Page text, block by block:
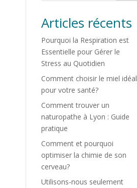
Articles récents
Pourquoi la Respiration est
Essentielle pour Gérer le
Stress au Quotidien
Comment choisir le miel idéal
pour votre santé?
Comment trouver un
naturopathe à Lyon : Guide
pratique
Comment et pourquoi
optimiser la chimie de son
cerveau?
Utilisons-nous seulement